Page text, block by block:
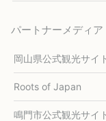
パートナーメディア
岡山県公式観光サイ
Roots of Japan
鳴門市公式観光サイ